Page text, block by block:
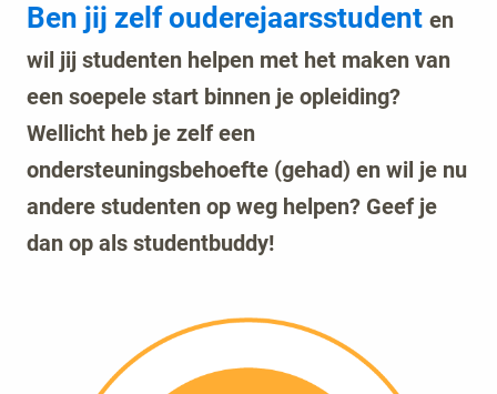
Ben jij zelf ouderejaarsstudent en
wil jij studenten helpen met het maken van
een soepele start binnen je opleiding?
Wellicht heb je zelf een
ondersteuningsbehoefte (gehad) en wil je nu
andere studenten op weg helpen? Geef je
dan op als studentbuddy!